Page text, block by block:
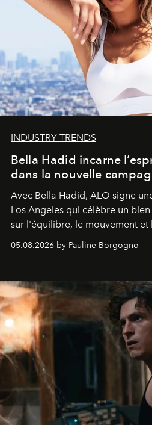
INDUSTRY TRENDS
Bella Hadid incarne
dans la nouvelle
Avec Bella Hadid, ALO signe
Los Angeles qui célèbre un
sur l'équilibre, le mouvement
05.08.2026 by Pauline Borgogno